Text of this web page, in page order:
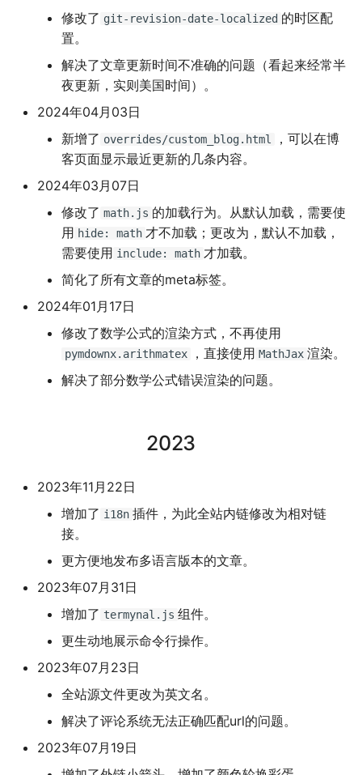
修改了 git-revision-date-localized 的时区配
置。
解决了文章更新时间不准确的问题（看起来经常半
夜更新，实则美国时间）。
2024年04月03日
新增了 overrides/custom_blog.html
，可以在博
客页面显示最近更新的几条内容。
2024年03月07日
修改了 math.js 的加载行为。从默认加载，需要使
用 hide: math 才不加载；更改为，默认不加载，
需要使用 include: math 才加载。
简化了所有文章的meta标签。
2024年01月17日
修改了数学公式的渲染方式，不再使用
pymdownx.arithmatex ，直接使用 MathJax 渲染。
解决了部分数学公式错误渲染的问题。
2023
2023年11月22日
增加了 i18n 插件，为此全站内链修改为相对链
接。
更方便地发布多语言版本的文章。
2023年07月31日
增加了 termynal.js 组件。
更生动地展示命令行操作。
2023年07月23日
全站源文件更改为英文名。
解决了评论系统无法正确匹配url的问题。
2023年07月19日